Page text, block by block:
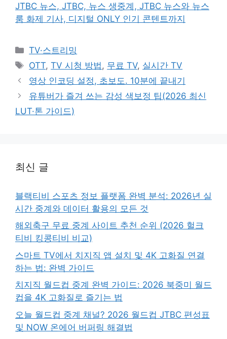
JTBC 뉴스, JTBC, 뉴스 생중계, JTBC 뉴스와 뉴스
룸 화제 기사, 디지털 ONLY 인기 콘텐트까지
카
테
리
TV·스트리밍
태
그
OTT,TV 시청 방법 , 무료 TV, 실시간 TV
영상 인코딩 설정, 초보도. 10분에 끝내기
유튜버가 즐겨 쓰는 감성 색보정 팁(2026 최신
LUT·톤 가이드)
최신 글
블랙티비 스포츠 정보 플랫폼 완벽 분석: 2026년 실
시간 중계와 데이터 활용의 모든 것
해외축구 무료 중계 사이트 추천 순위 (2026 헐크
티비 킹콩티비 비교)
스마트 TV에서 치지직 앱 설치 및 4K 고화질 연결
하는 법: 완벽 가이드
치지직 월드컵 중계 완벽 가이드: 2026 북중미 월드
컵을 4K 고화질로 즐기는 법
오늘 월드컵 중계 채널? 2026 월드컵 JTBC 편성표
및 NOW 온에어 버퍼링 해결법